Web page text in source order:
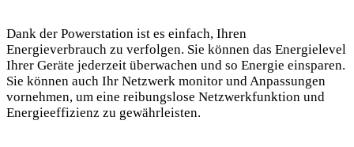
Dank der Powerstation ist es einfach, Ihren
Energieverbrauch zu verfolgen. Sie können das Energielevel
Ihrer Geräte jederzeit überwachen und so Energie einsparen.
Sie können auch Ihr Netzwerk monitor und Anpassungen
vornehmen, um eine reibungslose Netzwerkfunktion und
Energieeffizienz zu gewährleisten.